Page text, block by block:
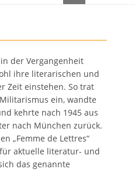
der Vergangenheit
ihre literarischen und
Zeit einstehen. So trat
ein, wandte
kehrte nach 1945 aus
nach München zurück.
„Femme de Lettres“
aktuelle literatur- und
das genannte